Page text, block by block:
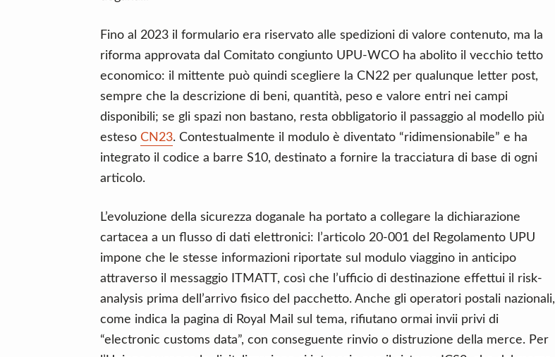
Fino al 2023 il formulario era riservato alle spedizioni di valore contenuto, ma la
riforma approvata dal Comitato congiunto UPU-WCO ha abolito il vecchio tetto
economico: il mittente può quindi scegliere la CN22 per qualunque letter post,
sempre che la descrizione di beni, quantità, peso e valore entri nei campi
disponibili; se gli spazi non bastano, resta obbligatorio il passaggio al modello più
esteso CN23. Contestualmente il modulo è diventato “ridimensionabile” e ha
integrato il codice a barre S10, destinato a fornire la tracciatura di base di ogni
articolo.
L’evoluzione della sicurezza doganale ha portato a collegare la dichiarazione
cartacea a un flusso di dati elettronici: l’articolo 20-001 del Regolamento UPU
impone che le stesse informazioni riportate sul modulo viaggino in anticipo
attraverso il messaggio ITMATT, così che l’ufficio di destinazione effettui il risk-
analysis prima dell’arrivo fisico del pacchetto. Anche gli operatori postali nazionali,
come indica la pagina di Royal Mail sul tema, rifiutano ormai invii privi di
“electronic customs data”, con conseguente rinvio o distruzione della merce. Per